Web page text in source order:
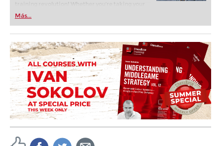
training revolution! Whether you’re taking your
first steps into the world of club chess, or already
playing at a tournament level: with FRITZ, you can
train more efficiently, intelligently and with a
more personalised approach than ever before.
Más...